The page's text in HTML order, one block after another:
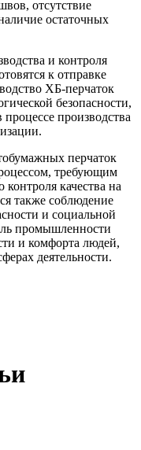
отсутствие
остаточных
и контроля
к отправке
ХБ-перчаток
безопасности,
производства
перчаток
требующим
качества на
также соблюдение
и социальной
промышленности
и комфорта людей,
деятельности.